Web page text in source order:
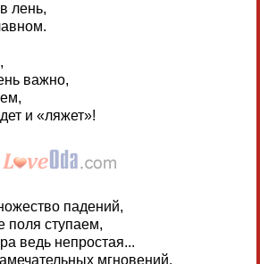
лень,
важно,
и «ляжет»!
падений,
поля ступаем,
ведь непростая...
мгновений.